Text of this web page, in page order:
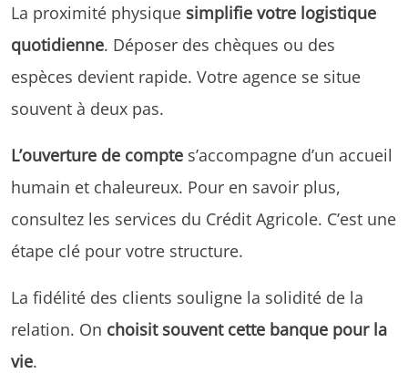
La proximité physique simplifie votre logistique
quotidienne. Déposer des chèques ou des
espèces devient rapide. Votre agence se situe
souvent à deux pas.
L’ouverture de compte s’accompagne d’un accueil
humain et chaleureux. Pour en savoir plus,
consultez les services du Crédit Agricole. C’est une
étape clé pour votre structure.
La fidélité des clients souligne la solidité de la
relation. On choisit souvent cette banque pour la
vie.